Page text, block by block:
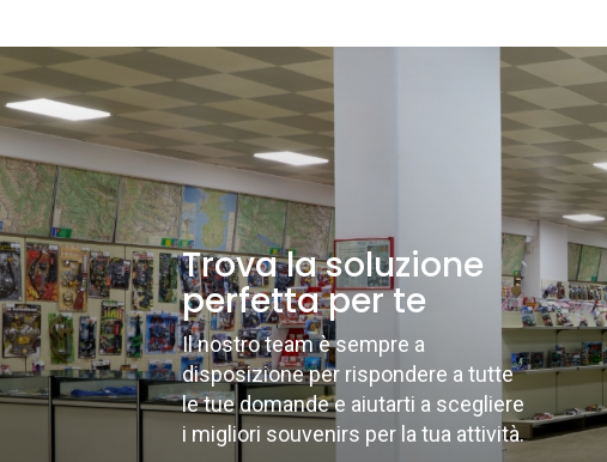
Trova la soluzione
perfetta per te
Il nostro team è sempre a
disposizione per rispondere a tutte
le tue domande e aiutarti a scegliere
i migliori souvenirs per la tua attività.